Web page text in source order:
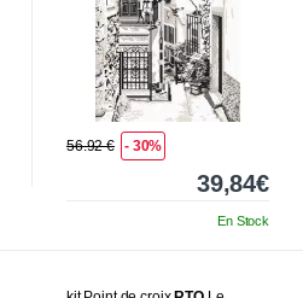
56.92 € - 30%
39,84€
En Stock